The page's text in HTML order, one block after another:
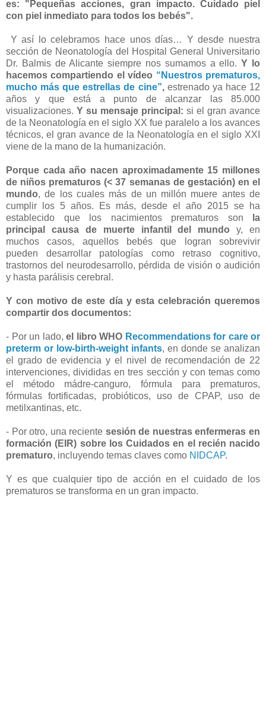
es: "Pequeñas acciones, gran impacto. Cuidado piel
con piel inmediato para todos los bebés".
Y así lo celebramos hace unos días… Y desde nuestra
sección de Neonatología del Hospital General Universitario
Dr. Balmis de Alicante siempre nos sumamos a ello.Y lo
hacemos compartiendo el vídeo “Nuestros prematuros,
mucho más que estrellas de cine”,estrenado ya hace 12
años y que está a punto de alcanzar las 85.000
visualizaciones. Y su mensaje principal: si el gran avance
de la Neonatología en el siglo XX fue paralelo a los avances
técnicos, el gran avance de la Neonatología en el siglo XXI
viene de la mano de la humanización.
Porque cada año nacen aproximadamente 15 millones
de niños prematuros (< 37 semanas de gestación) en el
mundo, de los cuales más de un millón muere antes de
cumplir los 5 años. Es más, desde el año 2015 se ha
establecido que los nacimientos prematuros son
la
principal causa de muerte infantil del mundo y, en
muchos casos, aquellos bebés que logran sobrevivir
pueden desarrollar patologías como retraso cognitivo,
trastornos del neurodesarrollo, pérdida de visión o audición
y hasta parálisis cerebral.
Y con motivo de este día y esta celebración queremos
compartir dos documentos:
- Por un lado, el libro WHO Recommendations for care or
preterm or low-birth-weight infants, en donde se analizan
el grado de evidencia y el nivel de recomendación de 22
intervenciones, divididas en tres sección y con temas como
el método mádre-canguro, fórmula para prematuros,
fórmulas fortificadas, probióticos, uso de CPAP, uso de
metilxantinas, etc.
- Por otro, una reciente sesión de nuestras enfermeras en
formación (EIR) sobre los Cuidados en el recién nacido
prematuro, incluyendo temas claves como NIDCAP.
Y es que cualquier tipo de acción en el cuidado de los
prematuros se transforma en un gran impacto.